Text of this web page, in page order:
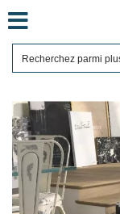
Skip
to
content